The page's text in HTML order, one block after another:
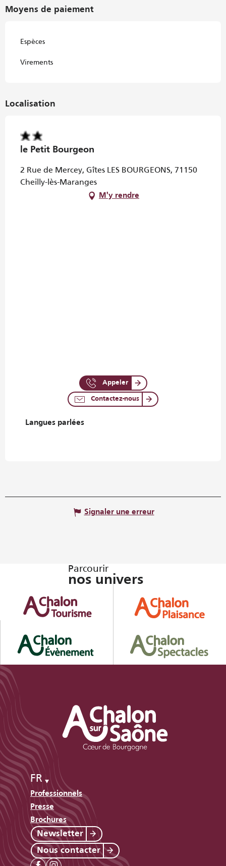
Moyens de paiement
Espèces
Virements
Localisation
le Petit Bourgeon
2 Rue de Mercey, Gîtes LES BOURGEONS, 71150
Cheilly-lès-Maranges
M'y rendre
Appeler
Contactez-nous
Langues parlées
Langues parlées
Signaler une erreur
Parcourir
nos univers
FR
Professionnels
Presse
Brochures
Newsletter
Nous contacter